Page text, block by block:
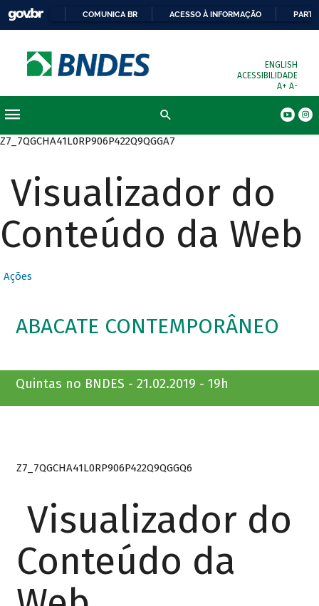
COMUNICA BR ACESSO À INFORMAÇÃO
ENGLISH
ACESSIBILIDADE
A+ A-
Z7_7QGCHA41L0RP906P422Q9QGGA7
Visualizador do
Conteúdo da Web
Ações
ABACATE CONTEMPORÂNEO
Quintas no BNDES - 21.02.2019 - 19h
Z7_7QGCHA41L0RP906P422Q9QGGQ6
Visualizador do
Conteúdo da